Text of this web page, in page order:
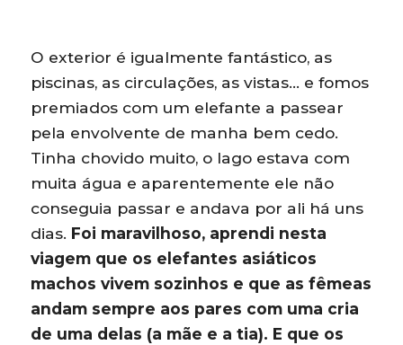
O exterior é igualmente fantástico, as
piscinas, as circulações, as vistas… e fomos
premiados com um elefante a passear
pela envolvente de manha bem cedo.
Tinha chovido muito, o lago estava com
muita água e aparentemente ele não
conseguia passar e andava por ali há uns
dias. Foi maravilhoso, aprendi nesta
viagem que os elefantes asiáticos
machos vivem sozinhos e que as fêmeas
andam sempre aos pares com uma cria
de uma delas (a mãe e a tia). E que os